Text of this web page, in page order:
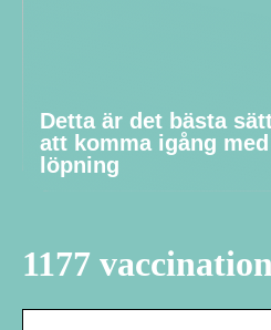
Detta är det bästa
att komma igång med
löpning
1177